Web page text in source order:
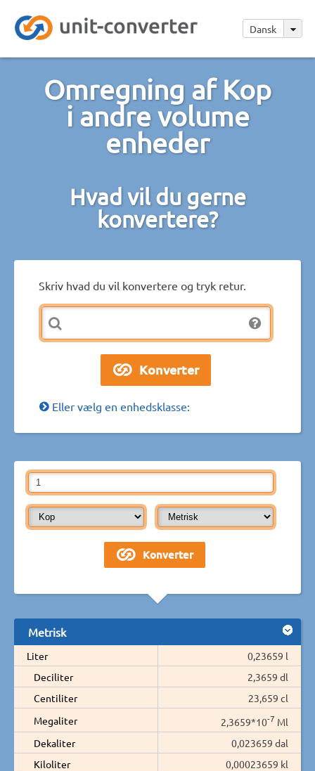
Dansk
Omregning af Kop
i andre volume
enheder
Hvad vil du gerne
konvertere?
Skriv hvad du vil konvertere og tryk retur.
Eller vælg en enhedsklasse:
Metrisk
Liter
0,23659 l
Deciliter
2,3659 dl
Centiliter
23,659 cl
Megaliter
2,3659*10-7 Ml
Dekaliter
0,023659 dal
Kiloliter
0,00023659 kl